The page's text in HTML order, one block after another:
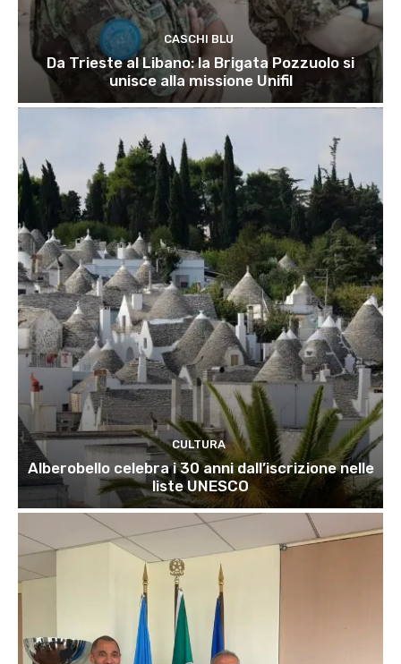
CASCHI BLU
Da Trieste al Libano: la Brigata Pozzuolo si
unisce alla missione Unifil
CULTURA
Alberobello celebra i 30 anni dall’iscrizione nelle
liste UNESCO